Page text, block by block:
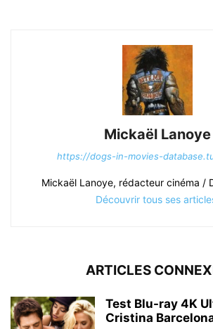
Mickaël Lanoye
https://dogs-in-movies-
Mickaël Lanoye, rédacteur cinéma /
Découvrir tous ses
ARTICLES
Test Blu-ray 4K
Cristina